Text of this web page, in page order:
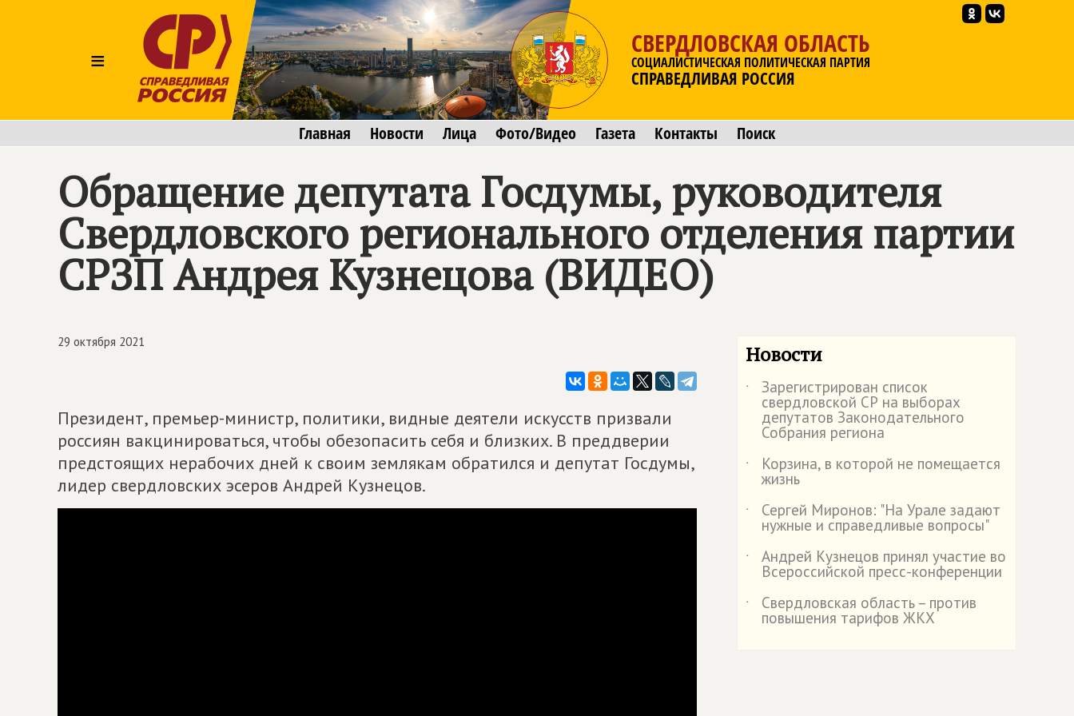
≡
СВЕРДЛОВСКАЯ ОБЛАСТЬ
СОЦИАЛИСТИЧЕСКАЯ ПОЛИТИЧЕСКАЯ ПАРТИЯ
СПРАВЕДЛИВАЯ РОССИЯ
Главная Новости Лица Фото/Видео Газета Контакты Поиск
Обращение депутата Госдумы, руководителя
Свердловского регионального отделения партии
СРЗП Андрея Кузнецова (ВИДЕО)
29 октября 2021
Президент, премьер-министр, политики, видные деятели искусств призвали
россиян вакцинироваться, чтобы обезопасить себя и близких. В преддверии
предстоящих нерабочих дней к своим землякам обратился и депутат Госдумы,
лидер свердловских эсеров Андрей Кузнецов.
Новости
˙ Зарегистрирован список
свердловской СР на выборах
депутатов Законодательного
Собрания региона
˙
Корзина, в которой не помещается
жизнь
˙
Сергей Миронов: "На Урале задают
нужные и справедливые вопросы"
˙
Андрей Кузнецов принял участие во
Всероссийской пресс-конференции
˙
Свердловская область – против
повышения тарифов ЖКХ